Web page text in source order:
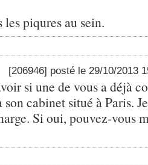
piqures au sein.
[206946] posté le 29/10/2013
si une de vous a déjà
cabinet situé à Paris.
Si oui, pouvez-vous